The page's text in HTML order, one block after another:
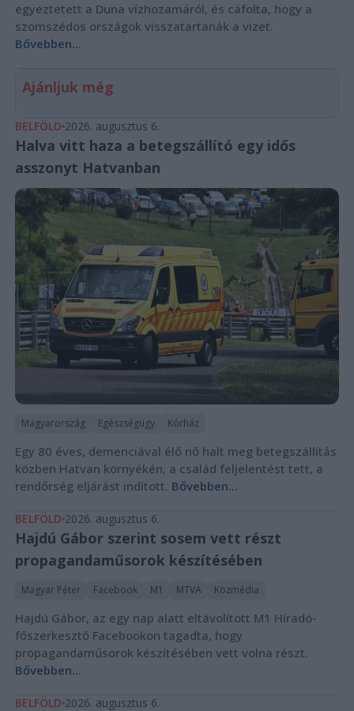
egyeztetett a Duna vízhozamáról, és cáfolta, hogy a
szomszédos országok visszatartanák a vizet.
Bővebben...
Ajánljuk még
BELFÖLD 2026. augusztus 6.
Halva vitt haza a betegszállító egy idős
asszonyt Hatvanban
Magyarország Egészségügy Kórház
Egy 80 éves, demenciával élő nő halt meg betegszállítás
közben Hatvan környékén, a család feljelentést tett, a
rendőrség eljárást indított. Bővebben...
BELFÖLD 2026. augusztus 6.
Hajdú Gábor szerint sosem vett részt
propagandaműsorok készítésében
Magyar Péter Facebook M1 MTVA Közmédia
Hajdú Gábor, az egy nap alatt eltávolított M1 Híradó-
főszerkesztő Facebookon tagadta, hogy
propagandaműsorok készítésében vett volna részt.
Bővebben...
BELFÖLD 2026. augusztus 6.